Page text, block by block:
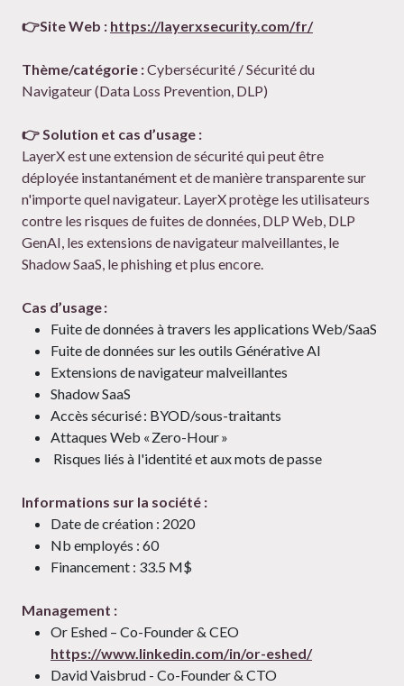
👉Site Web : https://layerxsecurity.com/fr/
Thème/catégorie :Cybersécurité / Sécurité du
Navigateur (Data Loss Prevention, DLP)
👉 Solution et cas d’usage :
LayerX est une extension de sécurité qui peut être
déployée instantanément et de manière transparente sur
n'importe quel navigateur. LayerX protège les utilisateurs
contre les risques de fuites de données, DLP Web, DLP
GenAI, les extensions de navigateur malveillantes, le
Shadow SaaS, le phishing et plus encore.
Cas d’usage :
Fuite de données à travers les applications Web/SaaS
Fuite de données sur les outils Générative AI
Extensions de navigateur malveillantes
Shadow SaaS
Accès sécurisé : BYOD/sous-traitants
Attaques Web « Zero-Hour »
Risques liés à l'identité et aux mots de passe
Informations sur la société :
Date de création : 2020
Nb employés : 60
Financement : 33.5 M$
Management :
Or Eshed – Co-Founder & CEO
https://www.linkedin.com/in/or-eshed/
David Vaisbrud - Co-Founder & CTO